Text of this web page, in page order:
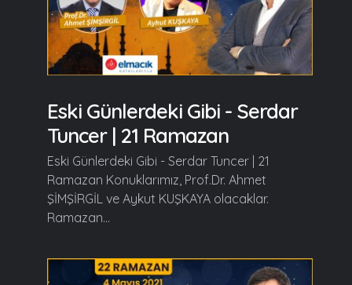
Eski Günlerdeki Gibi - Serdar
Tuncer | 21 Ramazan
Eski Günlerdeki Gibi - Serdar Tuncer | 21
Ramazan Konuklarımız, Prof.Dr. Ahmet
ŞİMŞİRGİL ve Aykut KUŞKAYA olacaklar.
Ramazan...